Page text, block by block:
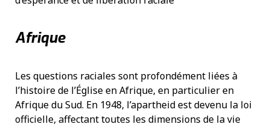
Afrique
Les questions raciales sont profondément liées à
l’histoire de l’Église en Afrique, en particulier en
Afrique du Sud. En 1948, l’apartheid est devenu la loi
officielle, affectant toutes les dimensions de la vie